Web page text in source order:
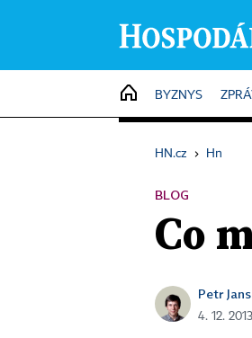
HOME
BYZNYS
HN.cz › Hn
BLOG
Co
Petr
4. 12.